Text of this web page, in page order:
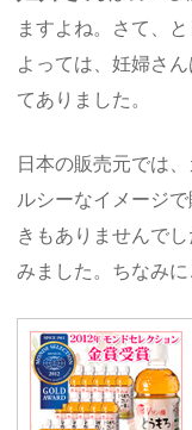
ますよね。さて、
よっては、妊婦さ
てありました。
日本の販売元では
ルシーなイメージ
きもありませんで
みました。ちなみに